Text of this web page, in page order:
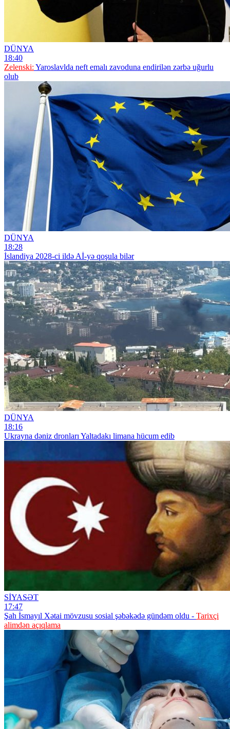
DÜNYA
18:40
Zelenski: Yaroslavlda neft emalı zavoduna endirilən zərbə uğurlu
olub
DÜNYA
18:28
İslandiya 2028-ci ildə Aİ-yə qoşula bilər
DÜNYA
18:16
Ukrayna dəniz dronları Yaltadakı limana hücum edib
SİYASƏT
17:47
Şah İsmayıl Xətai mövzusu sosial şəbəkədə gündəm oldu - Tarixçi
alimdən açıqlama